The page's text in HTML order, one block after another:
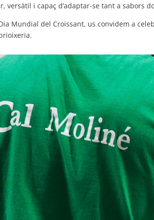
versàtil i capaç d’adaptar-se tant a sabors
Mundial del Croissant, us convidem a